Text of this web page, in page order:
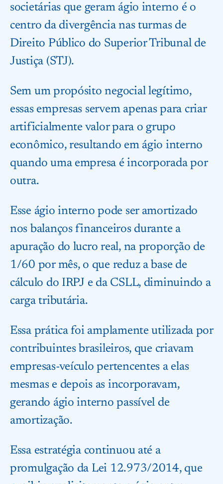
societárias que geram ágio interno é o
centro da divergência nas turmas de
Direito Público do Superior Tribunal de
Justiça (STJ).
Sem um propósito negocial legítimo,
essas empresas servem apenas para criar
artificialmente valor para o grupo
econômico, resultando em ágio interno
quando uma empresa é incorporada por
outra.
Esse ágio interno pode ser amortizado
nos balanços financeiros durante a
apuração do lucro real, na proporção de
1/60 por mês, o que reduz a base de
cálculo do IRPJ e da CSLL, diminuindo a
carga tributária.
Essa prática foi amplamente utilizada por
contribuintes brasileiros, que criavam
empresas-veículo pertencentes a elas
mesmas e depois as incorporavam,
gerando ágio interno passível de
amortização.
Essa estratégia continuou até a
promulgação da Lei 12.973/2014, que